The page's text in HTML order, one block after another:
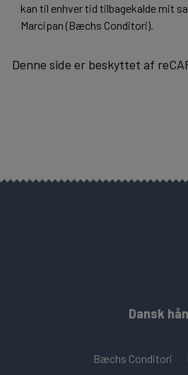
kan til enhver tid tilbagekalde mit
Marcipan (Bæchs Conditori).
Denne side er beskyttet af
Dansk
Bæchs Conditori